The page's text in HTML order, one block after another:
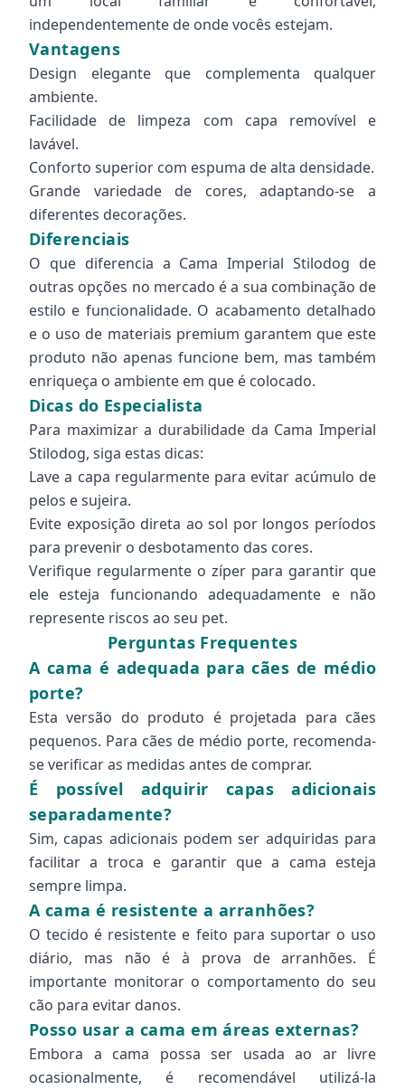
independentemente de onde vocês estejam.
Vantagens
Design elegante que complementa qualquer
ambiente.
Facilidade de limpeza com capa removível e
lavável.
Conforto superior com espuma de alta densidade.
Grande variedade de cores, adaptando-se a
diferentes decorações.
Diferenciais
O que diferencia a Cama Imperial Stilodog de
outras opções no mercado é a sua combinação de
estilo e funcionalidade. O acabamento detalhado
e o uso de materiais premium garantem que este
produto não apenas funcione bem, mas também
enriqueça o ambiente em que é colocado.
Dicas do Especialista
Para maximizar a durabilidade da Cama Imperial
Stilodog, siga estas dicas:
Lave a capa regularmente para evitar acúmulo de
pelos e sujeira.
Evite exposição direta ao sol por longos períodos
para prevenir o desbotamento das cores.
Verifique regularmente o zíper para garantir que
ele esteja funcionando adequadamente e não
represente riscos ao seu pet.
Perguntas Frequentes
A cama é adequada para cães de médio
porte?
Esta versão do produto é projetada para cães
pequenos. Para cães de médio porte, recomenda-
se verificar as medidas antes de comprar.
É possível adquirir capas adicionais
separadamente?
Sim, capas adicionais podem ser adquiridas para
facilitar a troca e garantir que a cama esteja
sempre limpa.
A cama é resistente a arranhões?
O tecido é resistente e feito para suportar o uso
diário, mas não é à prova de arranhões. É
importante monitorar o comportamento do seu
cão para evitar danos.
Posso usar a cama em áreas externas?
Embora a cama possa ser usada ao ar livre
ocasionalmente, é recomendável utilizá-la